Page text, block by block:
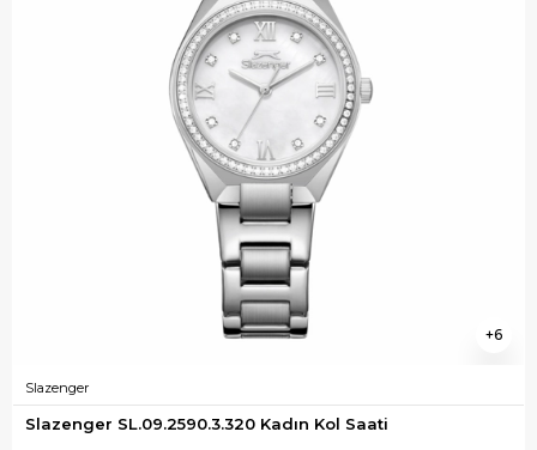
6
Slazenger
Slazenger SL.09.2590.3.320 Kadın Kol Saati